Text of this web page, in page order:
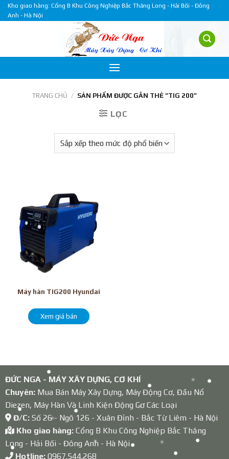
Skip
to
Kho giao hàng: Cổng B Khu Công Nghiệp Bắc Thăng Long - Hải Bối - Đông
Anh - Hà Nội
TRANG CHỦ / SẢN PHẨM ĐƯỢC GẮN THẺ “TIG 200”
LỌC
Máy hàn TIG200 Hyundai
Xem giá bán
ĐỨC NGA - MÁY XÂY DỰNG, CƠ KHÍ
Chuyên:Mua Bán Máy Xây Dựng, Máy Động Cơ, Đầu Nổ
Diezen, Máy Hàn Và Linh Kiện Động Cơ Các Loại
Đ/C: Số 26 - Ngõ 126 - Xuân Đỉnh - Bắc Từ Liêm - Hà Nội
Kho giao hàng: Cổng B Khu Công Nghiệp Bắc Thăng
Long - Hải Bối - Đông Anh - Hà Nội
Hotline: 0967.544.268